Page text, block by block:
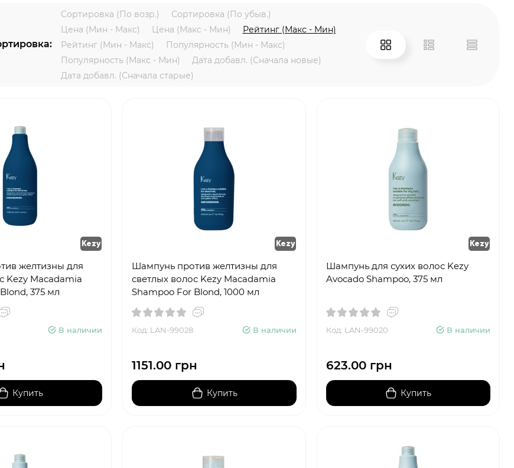
Сортировка (По возр.)
Сортировка (По убыв.)
Цена (Мин - Макс)
Цена (Макс - Мин)
Рейтинг (Макс - Мин)
Рейтинг (Мин - Макс)
Популярность (Мин - Макс)
Популярность (Макс - Мин)
Дата добавл. (Сначала новые)
Дата добавл. (Сначала старые)
Kezy
желтизны для
Kezy Macadamia
375 мл
В наличии
Купить
Kezy
Шампунь против желтизны для
светлых волос Kezy Macadamia
Shampoo For Blond, 1000 мл
Код: LAN-99028 В наличии
1151.00 грн
Купить
Kezy
Шампунь для сухих волос Kezy
Avocado Shampoo, 375 мл
Код: LAN-99020 В наличии
623.00 грн
Купить